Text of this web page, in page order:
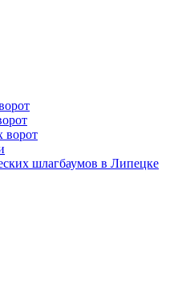
ворот
шлагбаумов в Липецке